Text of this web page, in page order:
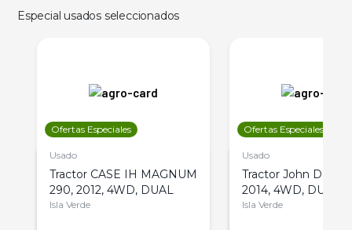
Especial usados seleccionados
Ofertas Especiales
Usado
Tractor CASE IH MAGNUM
290, 2012, 4WD, DUAL
Isla Verde
Ofertas Especiales
Usado
Tractor John Deere
2014, 4WD, DUAL
Isla Verde